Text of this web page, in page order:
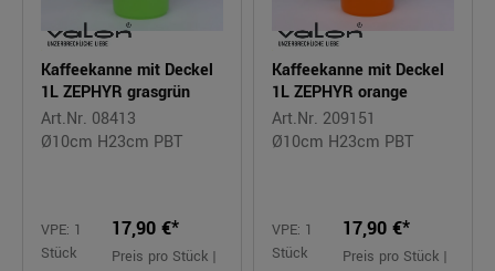
Kaffeekanne mit Deckel
1L ZEPHYR grasgrün
Art.Nr. 08413
Ø10cm H23cm PBT
VPE: 1
Stück
17,90 €*
Preis pro Stück |
Kaffeekanne mit Deckel
1L ZEPHYR orange
Art.Nr. 209151
Ø10cm H23cm PBT
VPE: 1
Stück
17,90 €*
Preis pro Stück |